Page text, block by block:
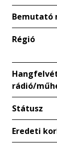
Bemutató
Régió
rádió/
Státusz
Eredeti